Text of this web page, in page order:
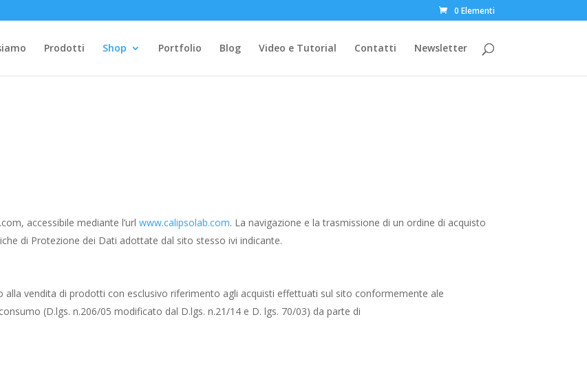
0 Elementi
Prodotti Shop Portfolio Blog Video e Tutorial Contatti Newsletter
accessibile mediante l’urlwww.calipsolab.com. La navigazione e la trasmissione di un ordine di acquisto
di Protezione dei Dati adottate dal sito stesso ivi indicante.
alla vendita di prodotti con esclusivo riferimento agli acquisti effettuati sul sito conformemente ale
(D.lgs. n.206/05 modificato dal D.lgs. n.21/14 e D. lgs. 70/03) da parte di